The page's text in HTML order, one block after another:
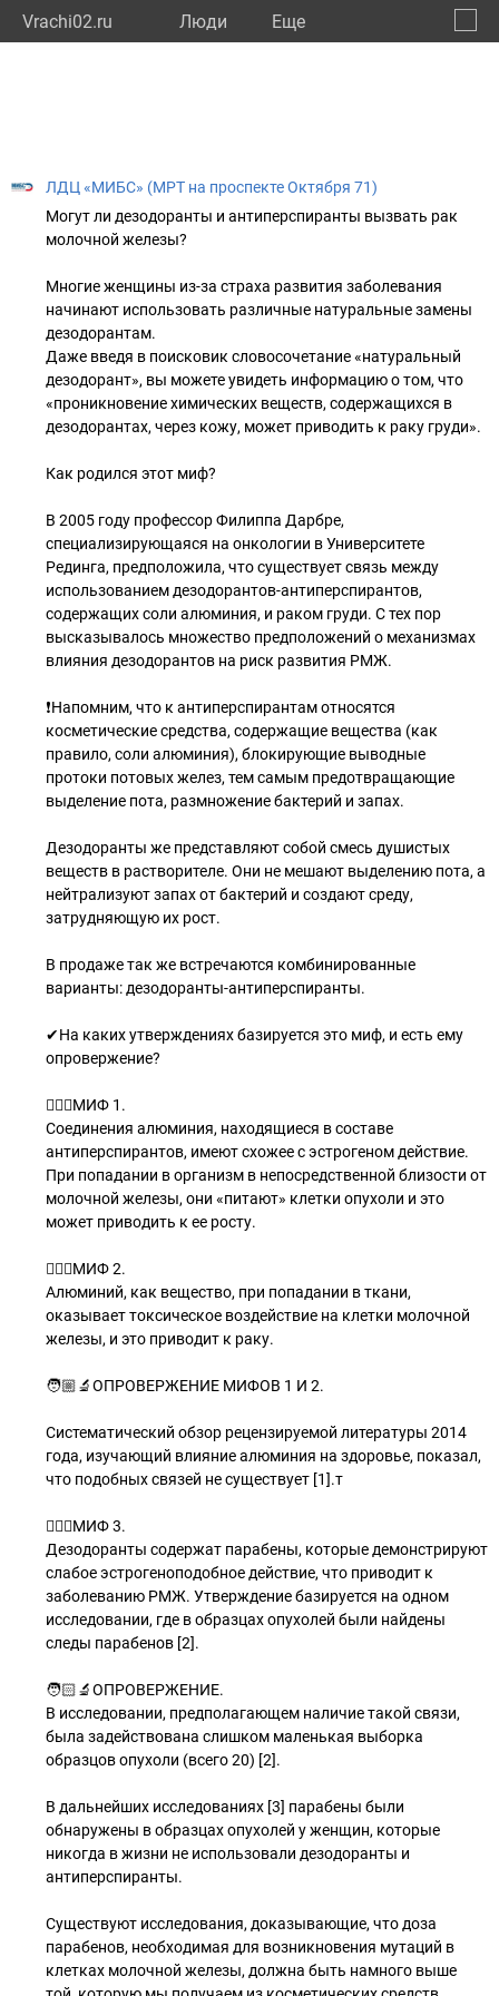
Vrachi02.ru Люди Eще
ЛДЦ «МИБС» (МРТ на проспекте Октября 71)
Могут ли дезодоранты и антиперспиранты вызвать рак
молочной железы?
Многие женщины из-за страха развития заболевания
начинают использовать различные натуральные замены
дезодорантам.
Даже введя в поисковик словосочетание «натуральный
дезодорант», вы можете увидеть информацию о том, что
«проникновение химических веществ, содержащихся в
дезодорантах, через кожу, может приводить к раку груди».
Как родился этот миф?
В 2005 году профессор Филиппа Дарбре,
специализирующаяся на онкологии в Университете
Рединга, предположила, что существует связь между
использованием дезодорантов-антиперспирантов,
содержащих соли алюминия, и раком груди. С тех пор
высказывалось множество предположений о механизмах
влияния дезодорантов на риск развития РМЖ.
❗Напомним, что к антиперспирантам относятся
косметические средства, содержащие вещества (как
правило, соли алюминия), блокирующие выводные
протоки потовых желез, тем самым предотвращающие
выделение пота, размножение бактерий и запах.
Дезодоранты же представляют собой смесь душистых
веществ в растворителе. Они не мешают выделению пота, а
нейтрализуют запах от бактерий и создают среду,
затрудняющую их рост.
В продаже так же встречаются комбинированные
варианты: дезодоранты-антиперспиранты.
✔На каких утверждениях базируется это миф, и есть ему
опровержение?
🧝🏻‍♂МИФ 1.
Соединения алюминия, находящиеся в составе
антиперспирантов, имеют схожее с эстрогеном действие.
При попадании в организм в непосредственной близости от
молочной железы, они «питают» клетки опухоли и это
может приводить к ее росту.
🧝🏼‍♂МИФ 2.
Алюминий, как вещество, при попадании в ткани,
оказывает токсическое воздействие на клетки молочной
железы, и это приводит к раку.
🧑🏼‍🔬ОПРОВЕРЖЕНИЕ МИФОВ 1 И 2.
Систематический обзор рецензируемой литературы 2014
года, изучающий влияние алюминия на здоровье, показал,
что подобных связей не существует [1].т
🧝🏽‍♂МИФ 3.
Дезодоранты содержат парабены, которые демонстрируют
слабое эстрогеноподобное действие, что приводит к
заболеванию РМЖ. Утверждение базируется на одном
исследовании, где в образцах опухолей были найдены
следы парабенов [2].
🧑🏻‍🔬ОПРОВЕРЖЕНИЕ.
В исследовании, предполагающем наличие такой связи,
была задействована слишком маленькая выборка
образцов опухоли (всего 20) [2].
В дальнейших исследованиях [3] парабены были
обнаружены в образцах опухолей у женщин, которые
никогда в жизни не использовали дезодоранты и
антиперспиранты.
Существуют исследования, доказывающие, что доза
парабенов, необходимая для возникновения мутаций в
клетках молочной железы, должна быть намного выше